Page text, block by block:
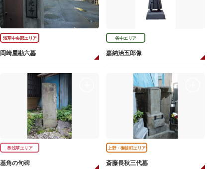
浅草中央部エリア
岡崎屋勘六墓
谷中エリア
嘉納治五郎像
奥浅草エリア
基角の句碑
上野・御徒町エリア
斎藤長秋三代墓